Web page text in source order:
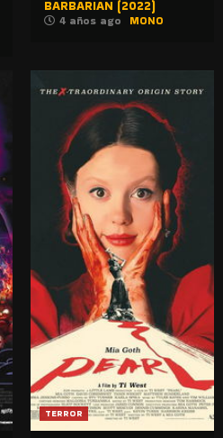
BARBARIAN (2022)
4 años ago MONO
TERROR